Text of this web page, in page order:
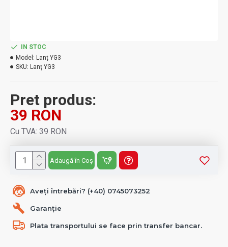
Aveți întrebări? (+40) 0745073252
Garanție
Plata transportului se face prin transfer bancar.
Pret produs:
39 RON
Cu TVA: 39 RON
IN STOC
Model: Lanț YG3
SKU: Lanț YG3
Adaugă în Coș